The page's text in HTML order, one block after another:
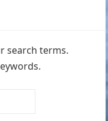
search terms.